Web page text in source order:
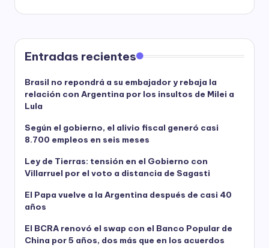
Entradas recientes
Brasil no repondrá a su embajador y rebaja la
relación con Argentina por los insultos de Milei a
Lula
Según el gobierno, el alivio fiscal generó casi
8.700 empleos en seis meses
Ley de Tierras: tensión en el Gobierno con
Villarruel por el voto a distancia de Sagasti
El Papa vuelve a la Argentina después de casi 40
años
El BCRA renovó el swap con el Banco Popular de
China por 5 años, dos más que en los acuerdos